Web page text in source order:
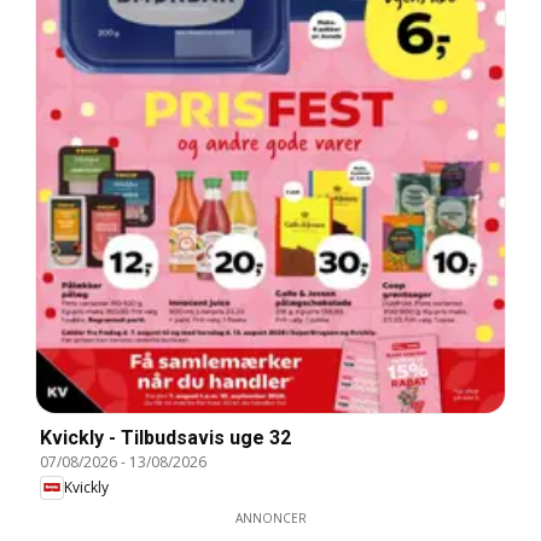
Kvickly - Tilbudsavis uge 32
07/08/2026- 13/08/2026
Kvickly
ANNONCER